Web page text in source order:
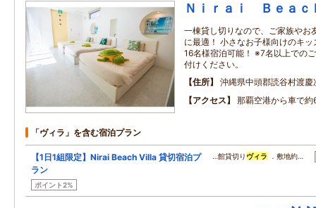
Ｎｉｒａｉ Ｂｅａ
一棟貸し切りなので、ご家族やお
に最適！ 小さなお子様向けのキ
16名様宿泊可能！ ※7名以上での
付けください。
住所
沖縄県中頭郡読谷村渡
アクセス
那覇空港から車で約
「ヴィラ」を含む宿泊プラン
【1日1組限定】Nirai Beach Villa 貸切宿泊プ
ラン
ポイント2%
…館貸切り ヴィラ ．敷地約…